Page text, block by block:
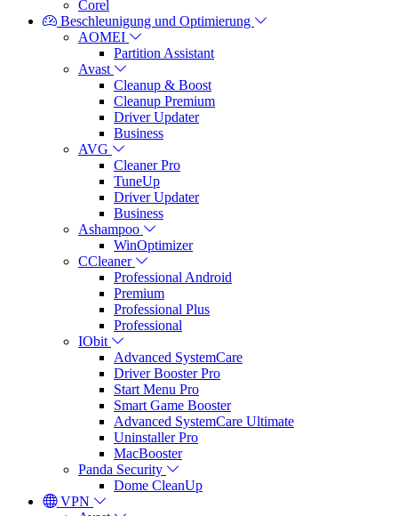
Corel
Beschleunigung und Optimierung
AOMEI
Partition Assistant
Avast
Cleanup & Boost
Cleanup Premium
Driver Updater
Business
AVG
Cleaner Pro
TuneUp
Driver Updater
Business
Ashampoo
WinOptimizer
CCleaner
Professional Android
Premium
Professional Plus
Professional
IObit
Advanced SystemCare
Driver Booster Pro
Start Menu Pro
Smart Game Booster
Advanced SystemCare Ultimate
Uninstaller Pro
MacBooster
Panda Security
Dome CleanUp
VPN